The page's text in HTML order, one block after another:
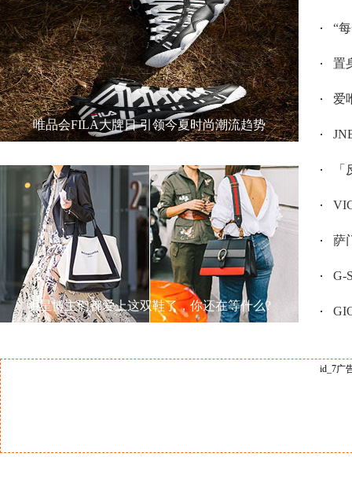
唯品会FILA大牌日 引领今夏时尚潮流趋势
明星博主们都爱上这双鞋了，你还在等什么?
“每
置
爱
「
萨
G-
id_7广